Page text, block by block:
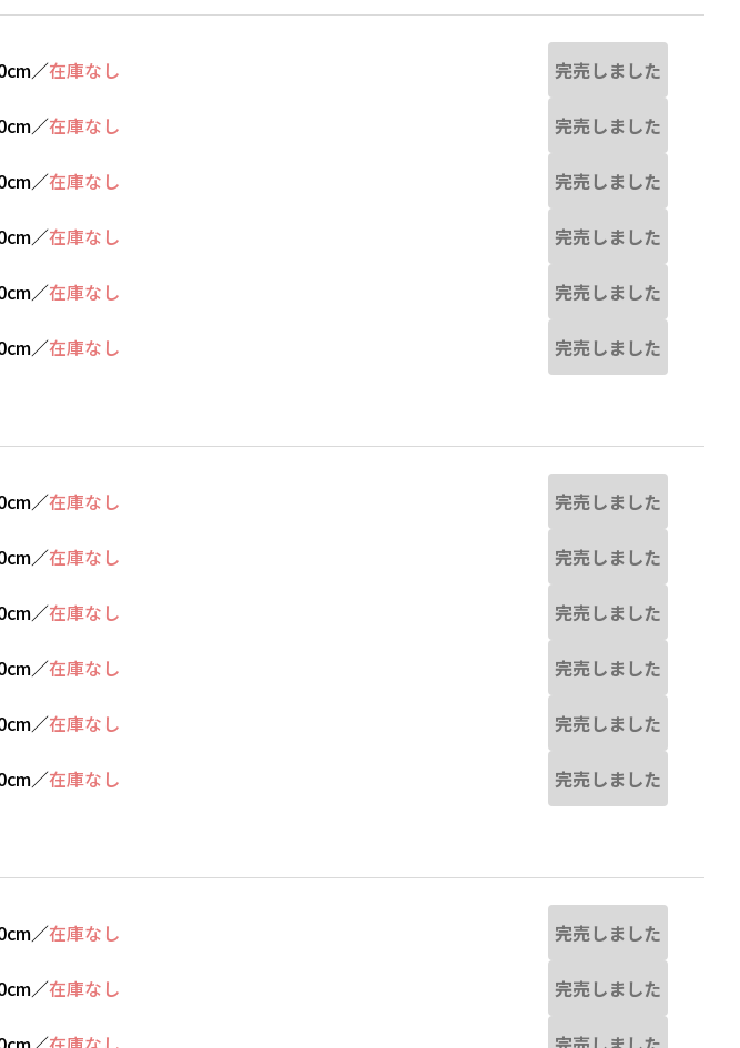
／在庫なし 完売しました
／在庫なし 完売しました
／在庫なし 完売しました
／在庫なし 完売しました
／在庫なし 完売しました
／在庫なし 完売しました
／在庫なし 完売しました
／在庫なし 完売しました
／在庫なし 完売しました
／在庫なし 完売しました
／在庫なし 完売しました
／在庫なし 完売しました
／在庫なし 完売しました
／在庫なし 完売しました